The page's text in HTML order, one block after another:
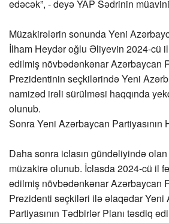
edəcək”, - deyə YAP Sədrinin
Müzakirələrin sonunda Yeni
İlham Heydər oğlu Əliyevin 2024-cü
edilmiş növbədənkənar Azərbaycan
Prezidentinin seçkilərində Yeni
namizəd irəli sürülməsi haqqında
olunub.
Sonra Yeni Azərbaycan
Daha sonra iclasın gündəliyində
müzakirə olunub. İclasda 2024-cü il
edilmiş növbədənkənar Azərbaycan
Prezidenti seçkiləri ilə əlaqədar Yeni
Partiyasının Tədbirlər Planı təsdiq